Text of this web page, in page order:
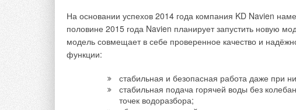
На основании успехов 2014 года компания KD Navien
половине 2015 года Navien планирует запустить новую
модель совмещает в себе проверенное качество и
функции:
стабильная и безопасная работа даже при
стабильная подача горячей воды без
точек водоразбора;
Коллекторный узел
диаметра Ду25 на
Тело коллектора при этом
позволяет снизить
Применение
значительно